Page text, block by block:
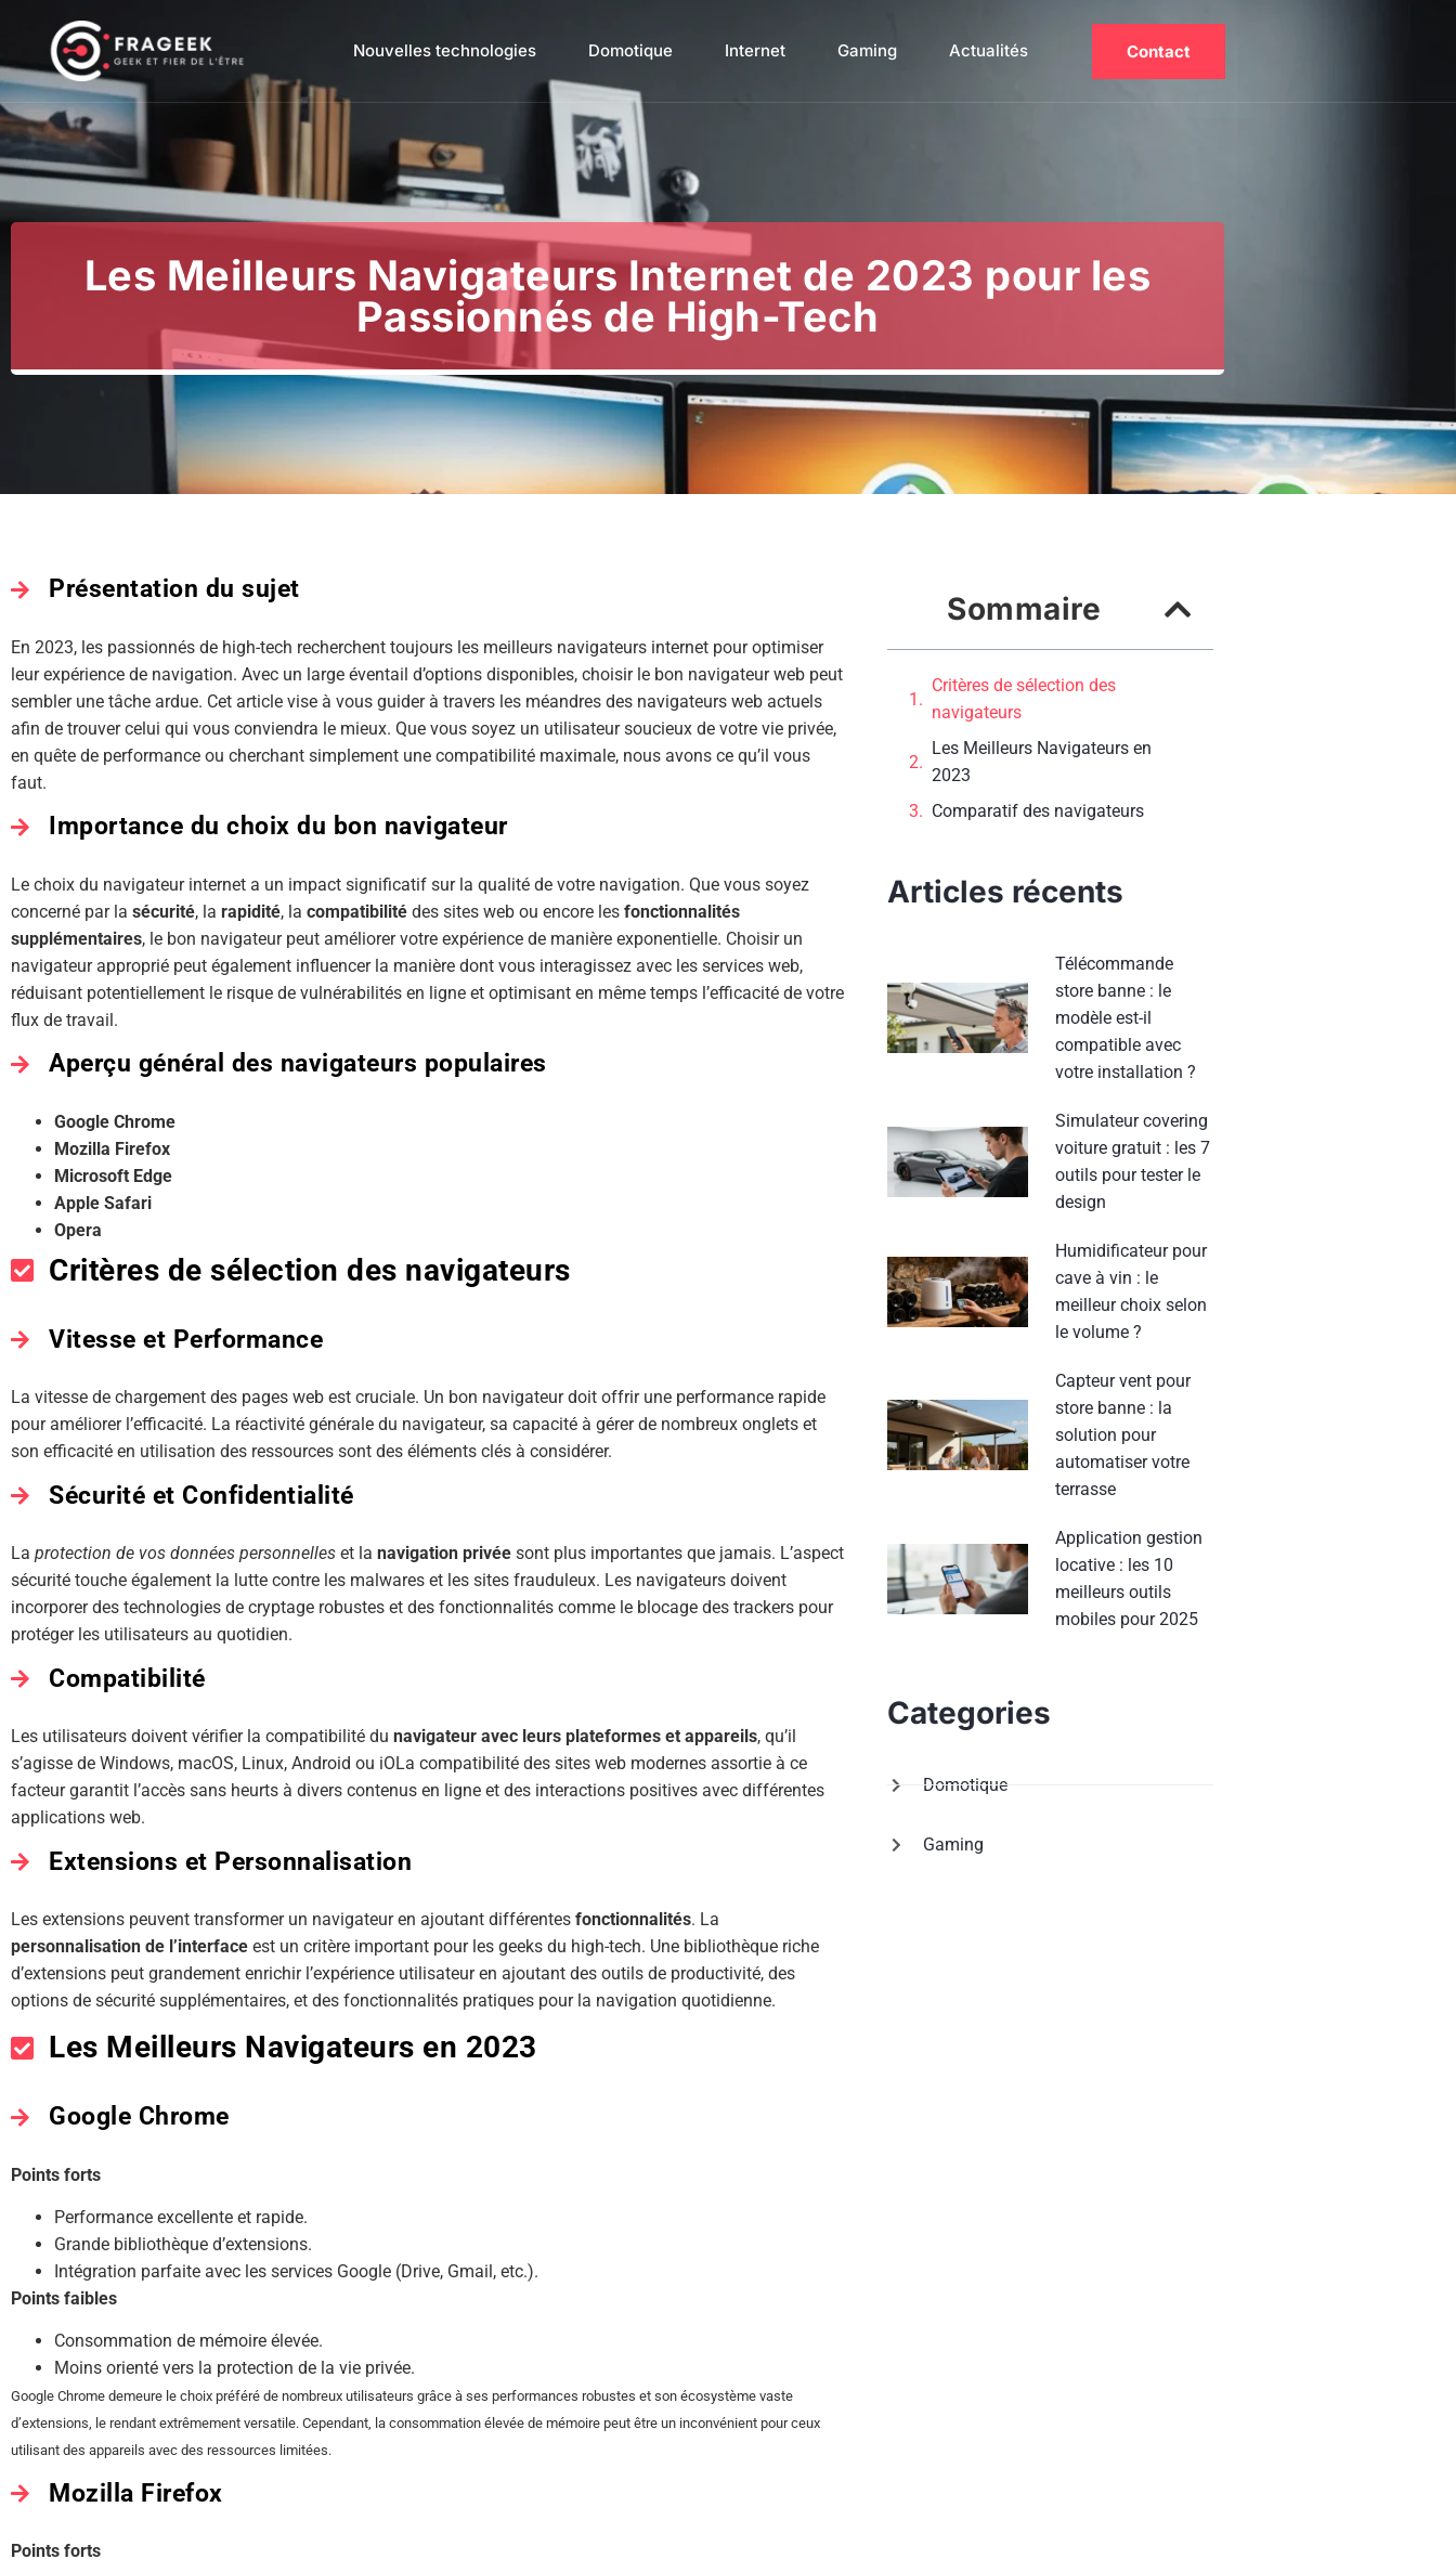
Nouvelles technologies Domotique Internet Gaming Actualités Contact
Les Meilleurs Navigateurs Internet de 2023 pour les
Passionnés de High-Tech
Présentation du sujet
En 2023, les passionnés de high-tech recherchent toujours les meilleurs navigateurs internet pour optimiser
leur expérience de navigation. Avec un large éventail d’options disponibles, choisir le bon navigateur web peut
sembler une tâche ardue. Cet article vise à vous guider à travers les méandres des navigateurs web actuels
afin de trouver celui qui vous conviendra le mieux. Que vous soyez un utilisateur soucieux de votre vie privée,
en quête de performance ou cherchant simplement une compatibilité maximale, nous avons ce qu’il vous
faut.
Importance du choix du bon navigateur
Le choix du navigateur internet a un impact significatif sur la qualité de votre navigation. Que vous soyez
concerné par la sécurité, la rapidité, la compatibilité des sites web ou encore les fonctionnalités
supplémentaires, le bon navigateur peut améliorer votre expérience de manière exponentielle. Choisir un
navigateur approprié peut également influencer la manière dont vous interagissez avec les services web,
réduisant potentiellement le risque de vulnérabilités en ligne et optimisant en même temps l’efficacité de votre
flux de travail.
Aperçu général des navigateurs populaires
Google Chrome
Mozilla Firefox
Microsoft Edge
Apple Safari
Opera
Critères de sélection des navigateurs
Vitesse et Performance
La vitesse de chargement des pages web est cruciale. Un bon navigateur doit offrir une performance rapide
pour améliorer l’efficacité. La réactivité générale du navigateur, sa capacité à gérer de nombreux onglets et
son efficacité en utilisation des ressources sont des éléments clés à considérer.
Sécurité et Confidentialité
La protection de vos données personnelles et la navigation privée sont plus importantes que jamais. L’aspect
sécurité touche également la lutte contre les malwares et les sites frauduleux. Les navigateurs doivent
incorporer des technologies de cryptage robustes et des fonctionnalités comme le blocage des trackers pour
protéger les utilisateurs au quotidien.
Compatibilité
Les utilisateurs doivent vérifier la compatibilité du navigateur avec leurs plateformes et appareils, qu’il
s’agisse de Windows, macOS, Linux, Android ou iOLa compatibilité des sites web modernes assortie à ce
facteur garantit l’accès sans heurts à divers contenus en ligne et des interactions positives avec différentes
applications web.
Extensions et Personnalisation
Les extensions peuvent transformer un navigateur en ajoutant différentes fonctionnalités. La
personnalisation de l’interface est un critère important pour les geeks du high-tech. Une bibliothèque riche
d’extensions peut grandement enrichir l’expérience utilisateur en ajoutant des outils de productivité, des
options de sécurité supplémentaires, et des fonctionnalités pratiques pour la navigation quotidienne.
Les Meilleurs Navigateurs en 2023
Google Chrome
Points forts
Performance excellente et rapide.
Grande bibliothèque d’extensions.
Intégration parfaite avec les services Google (Drive, Gmail, etc.).
Points faibles
Consommation de mémoire élevée.
Moins orienté vers la protection de la vie privée.
Google Chrome demeure le choix préféré de nombreux utilisateurs grâce à ses performances robustes et son écosystème vaste
d’extensions, le rendant extrêmement versatile. Cependant, la consommation élevée de mémoire peut être un inconvénient pour ceux
utilisant des appareils avec des ressources limitées.
Mozilla Firefox
Points forts
Sommaire
Critères de sélection des
navigateurs
Les Meilleurs Navigateurs en
2023
Comparatif des navigateurs
Articles récents
Télécommande
store banne : le
modèle est-il
compatible avec
votre installation ?
Simulateur covering
voiture gratuit : les 7
outils pour tester le
design
Humidificateur pour
cave à vin : le
meilleur choix selon
le volume ?
Capteur vent pour
store banne : la
solution pour
automatiser votre
terrasse
Application gestion
locative : les 10
meilleurs outils
mobiles pour 2025
Categories
Domotique
Gaming